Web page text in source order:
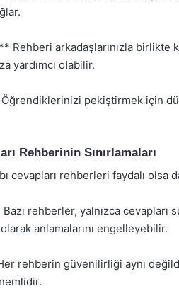
Rehberi arkadaşlarınızla birlikte
yardımcı olabilir.
pekiştirmek için
Rehberinin Sınırlamaları
cevapları rehberleri faydalı olsa
rehberler, yalnızca cevapları
anlamalarını engelleyebilir.
rehberin güvenilirliği aynı